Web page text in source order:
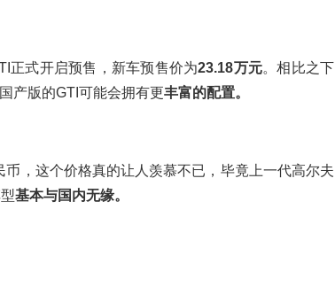
正式开启预售，新车预售价为23.18万元。相比之下
产版的GTI可能会拥有更丰富的配置。
币，这个价格真的让人羡慕不已，毕竟上一代高尔夫
基本与国内无缘。